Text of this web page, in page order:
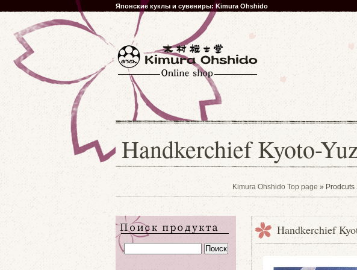
Японские куклы и сувениры: Kimura Ohshido
Handkerchief Kyoto-
Kimura Ohshido Top page » Prodcuts
Handkerchief